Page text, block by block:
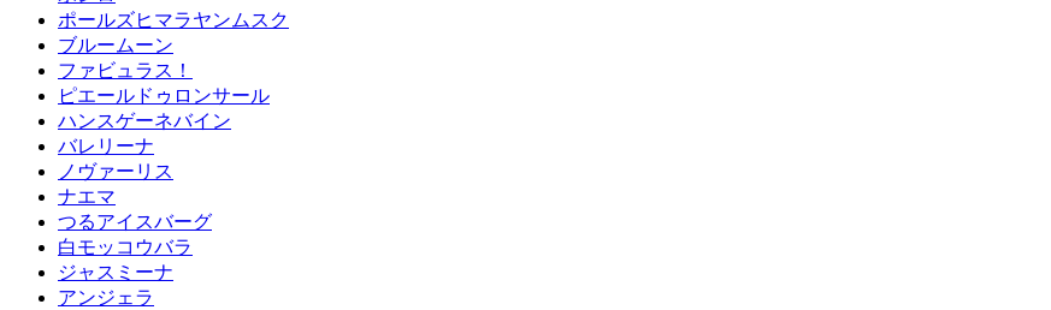
ポールズヒマラヤンムスク
ブルームーン
ファビュラス！
ピエールドゥロンサール
ハンスゲーネバイン
バレリーナ
ノヴァーリス
ナエマ
つるアイスバーグ
白モッコウバラ
ジャスミーナ
アンジェラ